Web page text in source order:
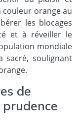
couleur orange au
les blocages
et à réveiller le
mondiale
sacré, soulignant
de
prudence